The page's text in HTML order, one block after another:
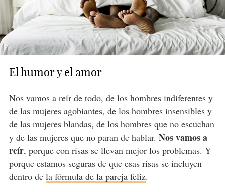
El humor y el amor
Nos vamos a reír de todo, de los hombres indiferentes y
de las mujeres agobiantes, de los hombres insensibles y
de las mujeres blandas, de los hombres que no escuchan
y de las mujeres que no paran de hablar. Nos vamos a
reír, porque con risas se llevan mejor los problemas. Y
porque estamos seguras de que esas risas se incluyen
dentro de la fórmula de la pareja feliz.